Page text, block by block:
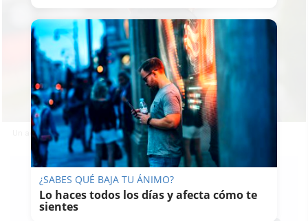
Un agente de Policía Nacional, en una imagen de archivo.
LAVOZDELSUR.ES
15/01/2021
¿SABES QUÉ BAJA TU ÁNIMO?
Lo haces todos los días y afecta cómo te
sientes